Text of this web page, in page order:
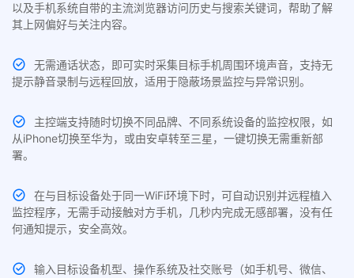
以及手机系统自带的主流浏览器访问历史与搜索关键词，帮助了解
其上网偏好与关注内容。
无需通话状态，即可实时采集目标手机周围环境声音，支持无
提示静音录制与远程回放，适用于隐蔽场景监控与异常识别。
主控端支持随时切换不同品牌、不同系统设备的监控权限，如
从iPhone切换至华为，或由安卓转至三星，一键切换无需重新部
署。
在与目标设备处于同一WiFi环境下时，可自动识别并远程植入
监控程序，无需手动接触对方手机，几秒内完成无感部署，没有任
何通知提示，安全高效。
输入目标设备机型、操作系统及社交账号（如手机号、微信、